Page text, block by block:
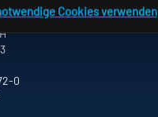
Cookies verwenden
0